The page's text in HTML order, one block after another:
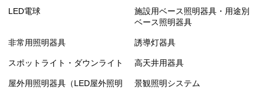
LED電球
施設用ベース照明器具・用途別
ベース照明器具
非常用照明器具 誘導灯器具
スポットライト・ダウンライト 高天井用器具
屋外用照明器具（LED屋外照明
景観照明システム